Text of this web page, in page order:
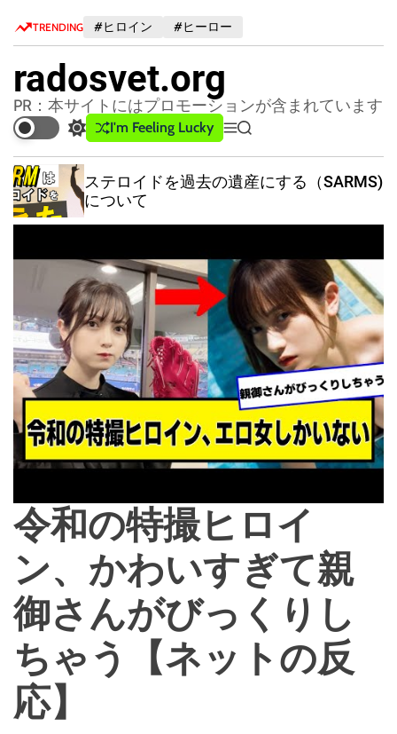
TRENDING #ヒロイン #ヒーロー
radosvet.org
PR：本サイトにはプロモーションが含まれています
S
w
i
t
c
h
o
m
o
d
e
I'm Feeling Lucky
M
e
n
u
S
e
a
r
h
ステロイドを過去の遺産にする（SARMS)
について
令和の特撮ヒロイ
ン、かわいすぎて親
御さんがびっくりし
ちゃう【ネットの反
応】